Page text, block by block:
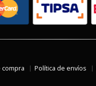
Política de envíos